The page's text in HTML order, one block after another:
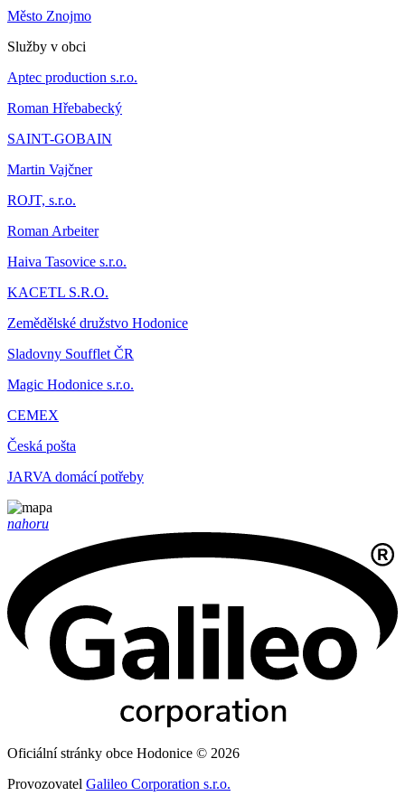
Město Znojmo
Služby v obci
Aptec production s.r.o.
Roman Hřebabecký
SAINT-GOBAIN
Martin Vajčner
ROJT, s.r.o.
Roman Arbeiter
Haiva Tasovice s.r.o.
KACETL S.R.O.
Zemědělské družstvo Hodonice
Sladovny Soufflet ČR
Magic Hodonice s.r.o.
CEMEX
Česká pošta
JARVA domácí potřeby
nahoru
Oficiální stránky obce Hodonice © 2026
Provozovatel Galileo Corporation s.r.o.